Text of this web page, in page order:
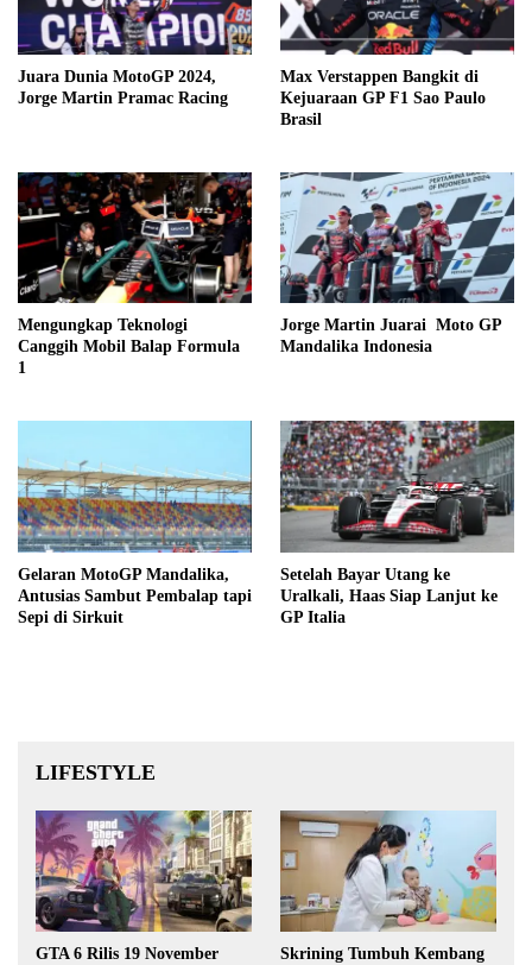
Juara Dunia MotoGP 2024,
Jorge Martin Pramac Racing
Max Verstappen Bangkit di
Kejuaraan GP F1 Sao Paulo
Brasil
Mengungkap Teknologi
Canggih Mobil Balap Formula
1
Jorge Martin Juarai Moto GP
Mandalika Indonesia
Gelaran MotoGP Mandalika,
Antusias Sambut Pembalap tapi
Sepi di Sirkuit
Setelah Bayar Utang ke
Uralkali, Haas Siap Lanjut ke
GP Italia
LIFESTYLE
GTA 6 Rilis 19 November
Skrining Tumbuh Kembang